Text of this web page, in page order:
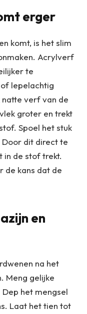
erger
komt, is het slim
Acrylverf
te
lepelachtig
verf van de
groter en trekt
Spoel het stuk
dit direct te
in de stof trekt.
de kans dat de
en
na het
Meng gelijke
het mengsel
Laat het tien tot